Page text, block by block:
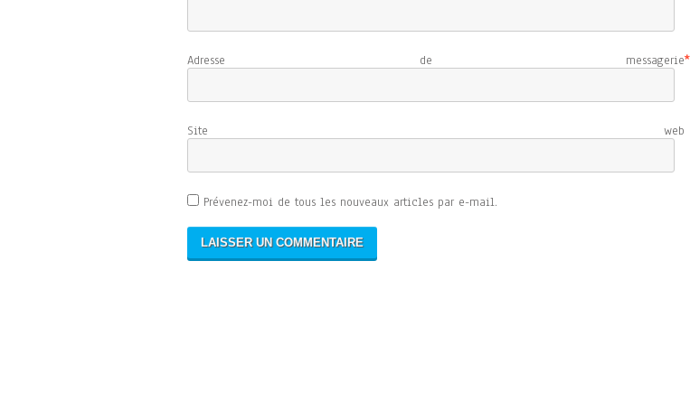
Adresse de messagerie*
Site web
Prévenez-moi de tous les nouveaux articles par e-mail.